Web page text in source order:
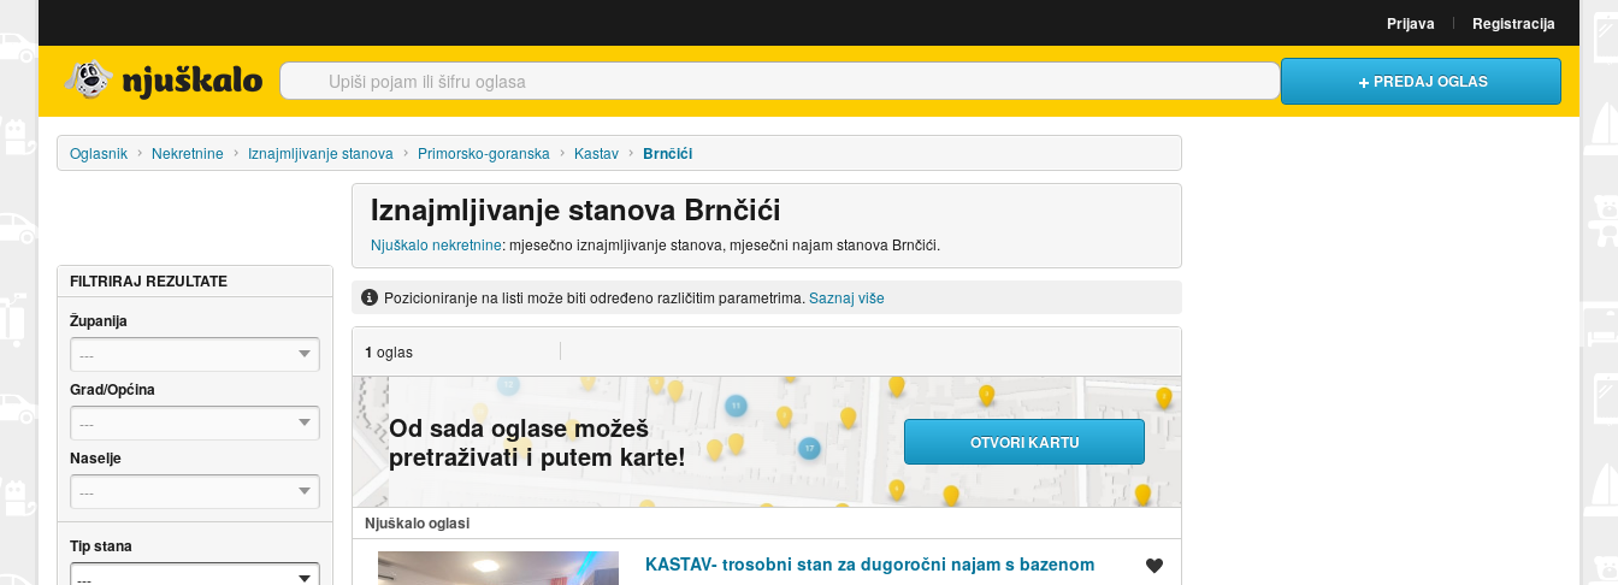
Prijava Registracija
PREDAJ OGLAS
Oglasnik Nekretnine Iznajmljivanje stanova Primorsko-goranska Kastav Brnčići
Iznajmljivanje stanova Brnčići
Njuškalo nekretnine: mjesečno iznajmljivanje stanova, mjesečni najam stanova Brnčići.
Pozicioniranje na listi može biti određeno različitim parametrima. Saznaj više
1 oglas
Od sada oglase možeš
pretraživati i putem karte!
OTVORI KARTU
Njuškalo oglasi
KASTAV- trosobni stan za dugoročni najam s bazenom
FILTRIRAJ REZULTATE
Županija
---
Grad/Općina
---
Naselje
---
Tip stana